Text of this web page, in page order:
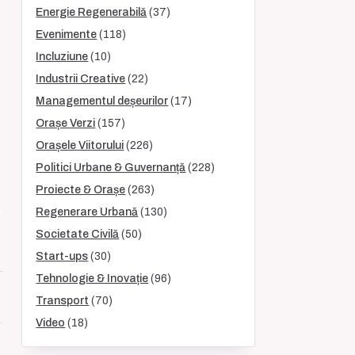
Energie Regenerabilă (37)
Evenimente (118)
Incluziune (10)
Industrii Creative (22)
Managementul deșeurilor (17)
Orașe Verzi (157)
Orașele Viitorului (226)
Politici Urbane & Guvernanță (228)
Proiecte & Orașe (263)
Regenerare Urbană (130)
Societate Civilă (50)
Start-ups (30)
Tehnologie & Inovație (96)
Transport (70)
Video (18)